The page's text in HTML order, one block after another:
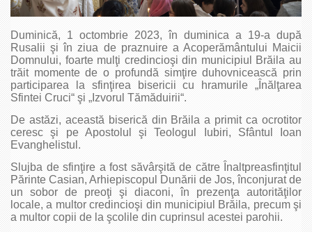
Duminică, 1 octombrie 2023, în duminica a 19-a după
Rusalii şi în ziua de praznuire a Acoperământului Maicii
Domnului, foarte mulţi credincioşi din municipiul Brăila au
trăit momente de o profundă simţire duhovnicească prin
participarea la sfinţirea bisericii cu hramurile „Înălţarea
Sfintei Cruci“ şi „Izvorul Tămăduirii“.
De astăzi, această biserică din Brăila a primit ca ocrotitor
ceresc şi pe Apostolul şi Teologul Iubiri, Sfântul Ioan
Evanghelistul.
Slujba de sfinţire a fost săvârşită de către Înaltpreasfinţitul
Părinte Casian, Arhiepiscopul Dunării de Jos, înconjurat de
un sobor de preoţi şi diaconi, în prezenţa autorităţilor
locale, a multor credincioşi din municipiul Brăila, precum şi
a multor copii de la şcolile din cuprinsul acestei parohii.